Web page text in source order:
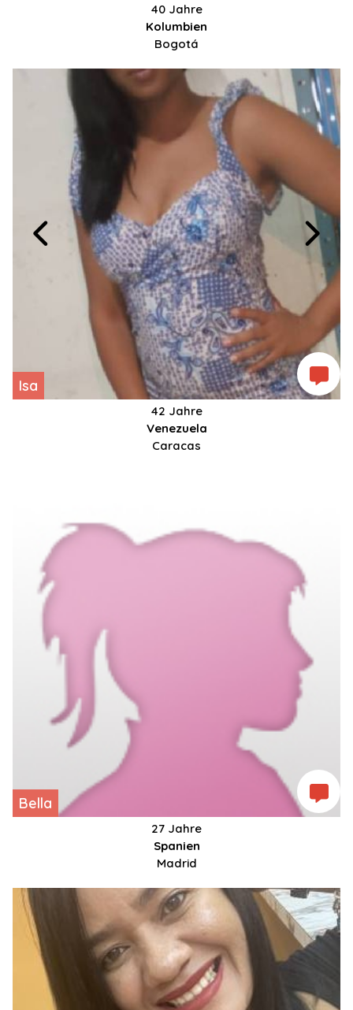
40 Jahre
Kolumbien
Bogotá
Isa
42 Jahre
Venezuela
Caracas
Bella
27 Jahre
Spanien
Madrid